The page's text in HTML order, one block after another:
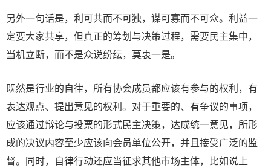
另外一句话是，利可共而不可独，谋可寡而不可众。利益一
定要大家共享，但真正的筹划与决策过程，需要民主集中，
当机立断，而不是众说纷纭，莫衷一是。
既然是行业的自律，所有协会成员都应该有参与的权利，有
表达观点、提出意见的权利。对于重要的、有争议的事项，
应该通过辩论与投票的形式民主决策，达成统一意见，所形
成的决议内容至少应该向会员单位公开，并且接受广泛的监
督。同时，自律行动还应当征求其他市场主体，比如说上